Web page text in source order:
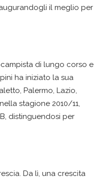
il meglio per
di lungo corso e
ha iniziato la sua
Palermo, Lazio,
stagione 2010/11,
distinguendosi per
Da lì, una crescita